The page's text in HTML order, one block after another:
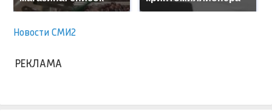
Новости СМИ2
РЕКЛАМА